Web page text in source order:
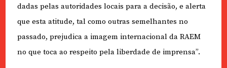
dadas pelas autoridades locais para a decisão, e alerta
que esta atitude, tal como outras semelhantes no
passado, prejudica a imagem internacional da RAEM
no que toca ao respeito pela liberdade de imprensa”.